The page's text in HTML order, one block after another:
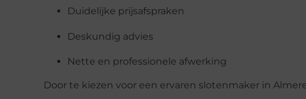
Duidelijke prijsafspraken
Deskundig advies
Nette en professionele afwerking
Door te kiezen voor een ervaren slotenmaker in